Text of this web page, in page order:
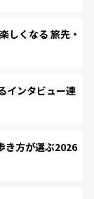
くなる 旅先・
インタビュー連
き方が選ぶ2026